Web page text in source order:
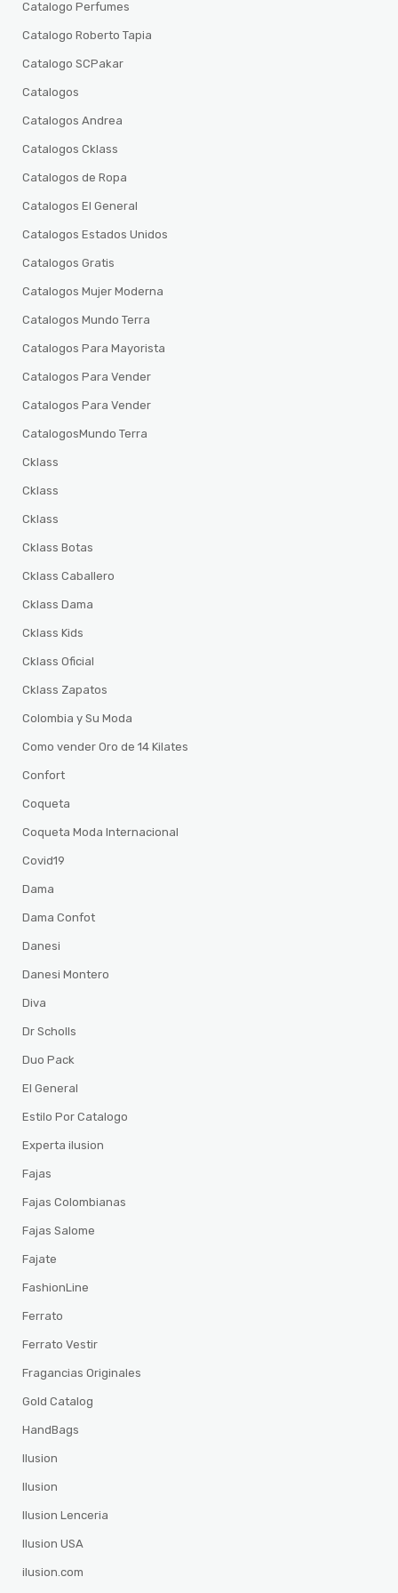
Catalogo Perfumes
Catalogo Roberto Tapia
Catalogo SCPakar
Catalogos
Catalogos Andrea
Catalogos Cklass
Catalogos de Ropa
Catalogos El General
Catalogos Estados Unidos
Catalogos Gratis
Catalogos Mujer Moderna
Catalogos Mundo Terra
Catalogos Para Mayorista
Catalogos Para Vender
Catalogos Para Vender
CatalogosMundo Terra
Cklass
Cklass
Cklass
Cklass Botas
Cklass Caballero
Cklass Dama
Cklass Kids
Cklass Oficial
Cklass Zapatos
Colombia y Su Moda
Como vender Oro de 14 Kilates
Confort
Coqueta
Coqueta Moda Internacional
Covid19
Dama
Dama Confot
Danesi
Danesi Montero
Diva
Dr Scholls
Duo Pack
El General
Estilo Por Catalogo
Experta ilusion
Fajas
Fajas Colombianas
Fajas Salome
Fajate
FashionLine
Ferrato
Ferrato Vestir
Fragancias Originales
Gold Catalog
HandBags
Ilusion
Ilusion
Ilusion Lenceria
Ilusion USA
ilusion.com